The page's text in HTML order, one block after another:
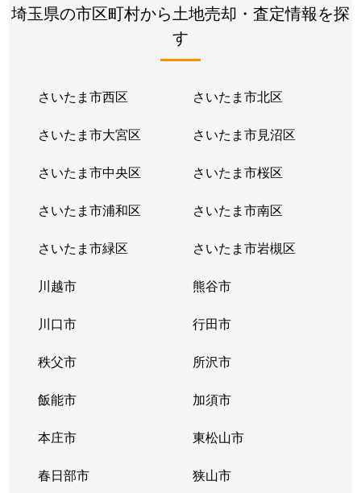
富士見
1,000万円 入曽
徒歩21
3,000万円
富士見
3,200万円 狭山市
大字水野
3,000万円 入曽
大字水野
2,300万円 入曽
大字水野
1,100万円 入曽
大字水野
2,100万円 入曽
大字水野
2,000万円 入曽
大字水野
3,100万円 入曽
大字水野
1,400万円 入曽
大字水野
1,800万円 入曽
大字水野
1,800万円 入曽
大字水野
2,000万円 武蔵藤沢
埼玉県の市区町村から土地売却・査定情報を探
す
さいたま市西区 さいたま市北区
さいたま市大宮区 さいたま市見沼区
さいたま市中央区 さいたま市桜区
さいたま市浦和区 さいたま市南区
さいたま市緑区 さいたま市岩槻区
川越市 熊谷市
川口市 行田市
秩父市 所沢市
飯能市 加須市
本庄市 東松山市
春日部市 狭山市